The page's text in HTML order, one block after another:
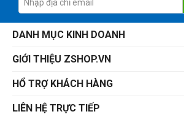
DANH MỤC KINH DOANH
GIỚI THIỆU ZSHOP.VN
HỔ TRỢ KHÁCH HÀNG
LIÊN HỆ TRỰC TIẾP